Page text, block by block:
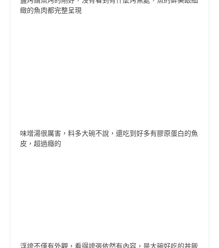
緻的魚肉都完整呈現
味增湯很厲害，料多大碗不說，還吃到好多有膠原蛋白的魚
皮，超過癮的
浮誇不僅有外觀，看得誇張依然有內容，是大碗好吃的丼飯